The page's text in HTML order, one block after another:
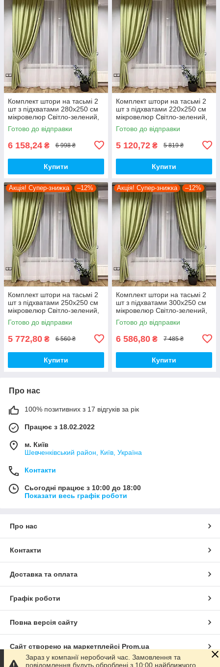
Комплект штори на тасьмі 2
шт з підхватами 280х250 см
мікровелюр Світло-зелений,
вуаль 450 см Білий
Готово до відправки
6 158,24 ₴ 6 998 ₴
Купити
Комплект штори на тасьмі 2
шт з підхватами 220х250 см
мікровелюр Світло-зелений,
вуаль 400 см Білий
Готово до відправки
5 120,72 ₴ 5 819 ₴
Купити
Акція! Супер-знижка –12%
Комплект штори на тасьмі 2
шт з підхватами 250х250 см
мікровелюр Світло-зелений,
вуаль 450 см Білий
Готово до відправки
5 772,80 ₴ 6 560 ₴
Купити
Акція! Супер-знижка –12%
Комплект штори на тасьмі 2
шт з підхватами 300х250 см
мікровелюр Світло-зелений,
вуаль 500 см Білий
Готово до відправки
6 586,80 ₴ 7 485 ₴
Купити
Про нас
100% позитивних з 17 відгуків за рік
Працює з 18.02.2022
м. Київ
Шевченківський район, Київ, Україна
Контакти
Сьогодні працює з 10:00 до 18:00
Показати весь графік роботи
Про нас
Контакти
Доставка та оплата
Графік роботи
Повна версія сайту
Сайт створено на маркетплейсі Prom.ua
Зараз у компанії неробочий час. Замовлення та
повідомлення будуть оброблені з 10:00 найближчого